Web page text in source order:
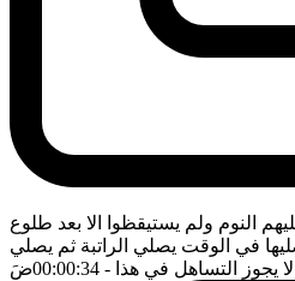
النوم ولم يستيقظوا الا بعد طلوع
في الوقت يصلي الراتبة ثم يصلي
يجوز التساهل في هذا - 00:00:34 ضَ